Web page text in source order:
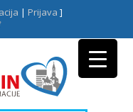
| Prijava ]